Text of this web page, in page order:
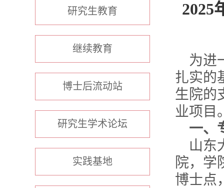
研究生教育
继续教育
博士后流动站
研究生学术论坛
实践基地
2025
为进
扎实的
生院的
业项目
一、
山东
院，学
博士点